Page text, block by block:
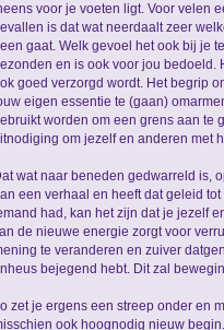
voor je voeten ligt. Voor velen
is dat wat neerdaalt zeer
gaat. Welk gevoel het ook bij je
en is ook voor jou bedoeld.
goed verzorgd wordt. Het begrip
eigen essentie te (gaan)
worden om een grens aan te
om jezelf en anderen met
wat naar beneden gedwarreld is,
een verhaal en heeft dat geleid
had, kan het zijn dat je jezelf
de nieuwe energie zorgt voor
te veranderen en zuiver
bejegend hebt. Dit zal
zet je ergens een streep onder en
ook hoognodig nieuw